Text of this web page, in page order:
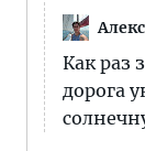
Как раз
дорога